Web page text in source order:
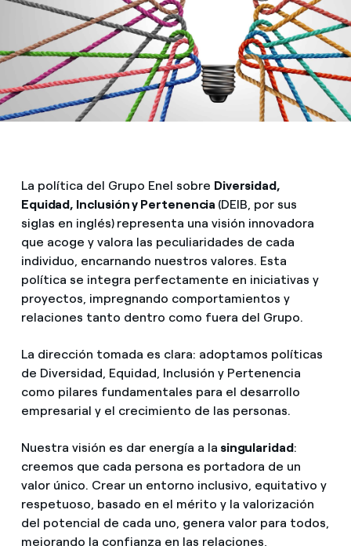
La política del Grupo Enel sobre Diversidad,
Equidad, Inclusión y Pertenencia (DEIB, por sus
siglas en inglés) representa una visión innovadora
que acoge y valora las peculiaridades de cada
individuo, encarnando nuestros valores. Esta
política se integra perfectamente en iniciativas y
proyectos, impregnando comportamientos y
relaciones tanto dentro como fuera del Grupo.
La dirección tomada es clara: adoptamos políticas
de Diversidad, Equidad, Inclusión y Pertenencia
como pilares fundamentales para el desarrollo
empresarial y el crecimiento de las personas.
Nuestra visión es dar energía a la singularidad:
creemos que cada persona es portadora de un
valor único. Crear un entorno inclusivo, equitativo y
respetuoso, basado en el mérito y la valorización
del potencial de cada uno, genera valor para todos,
mejorando la confianza en las relaciones,